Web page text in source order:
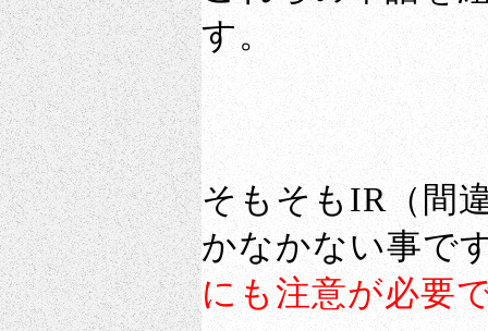
す。
そもそもIR（間
かなかない事で
にも注意が必要